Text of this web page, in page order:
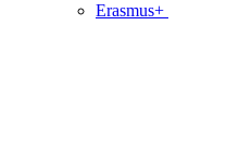
Erasmus+